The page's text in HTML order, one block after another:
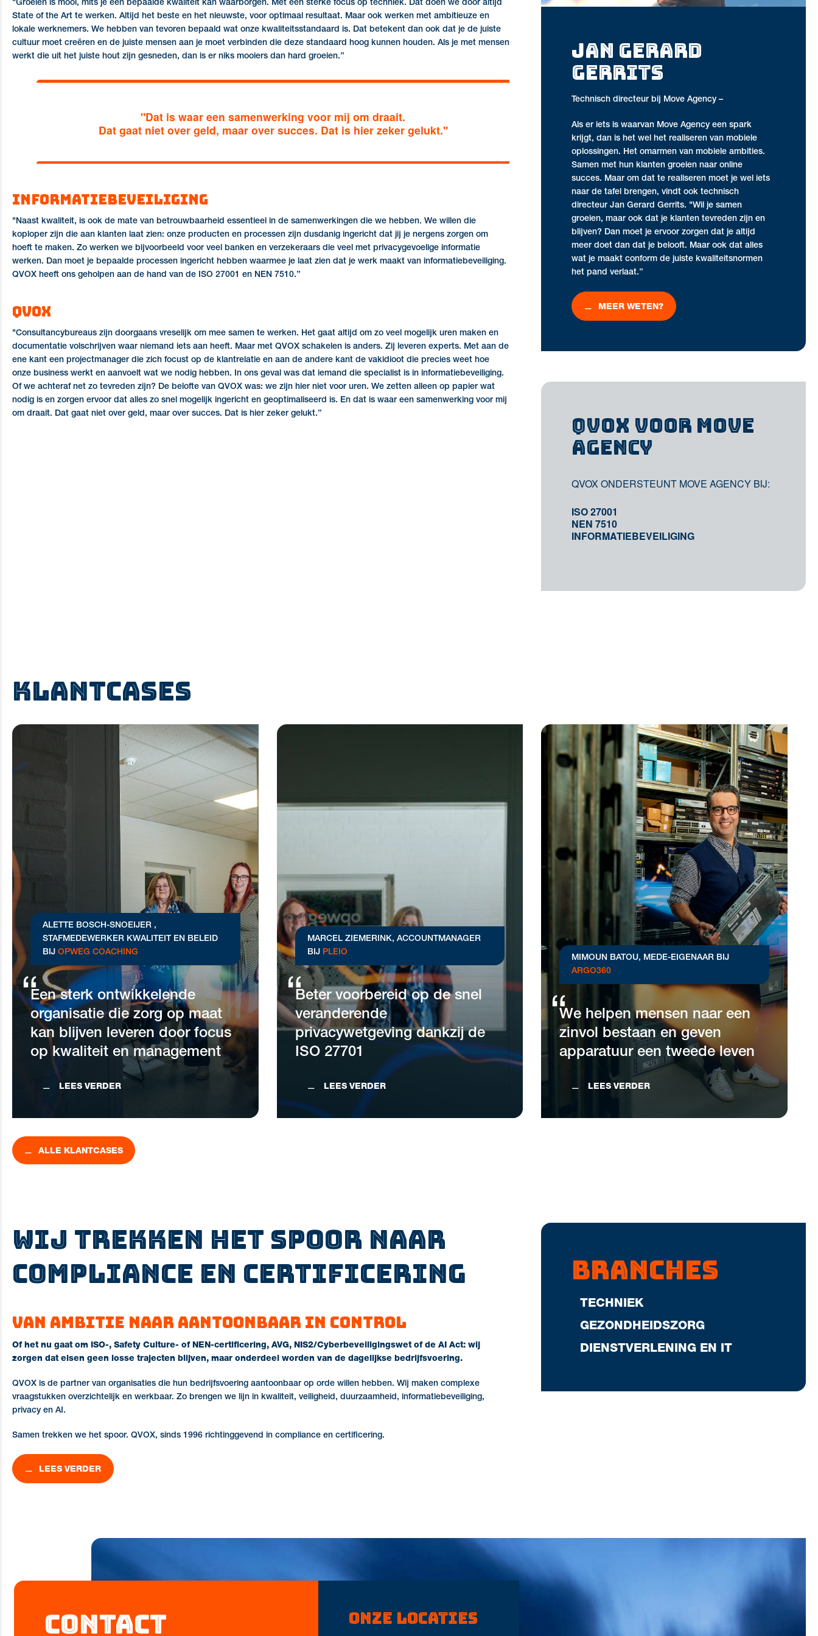
"Groeien is mooi, mits je een bepaalde kwaliteit kan waarborgen. Met een sterke focus op techniek. Dat doen we door altijd
State of the Art te werken. Altijd het beste en het nieuwste, voor optimaal resultaat. Maar ook werken met ambitieuze en
lokale werknemers. We hebben van tevoren bepaald wat onze kwaliteitsstandaard is. Dat betekent dan ook dat je de juiste
cultuur moet creëren en de juiste mensen aan je moet verbinden die deze standaard hoog kunnen houden. Als je met mensen
werkt die uit het juiste hout zijn gesneden, dan is er niks mooiers dan hard groeien.’’
"Dat is waar een samenwerking voor mij om draait.
Dat gaat niet over geld, maar over succes. Dat is hier zeker gelukt."
Informatiebeveiliging
"Naast kwaliteit, is ook de mate van betrouwbaarheid essentieel in de samenwerkingen die we hebben. We willen die
koploper zijn die aan klanten laat zien: onze producten en processen zijn dusdanig ingericht dat jij je nergens zorgen om
hoeft te maken. Zo werken we bijvoorbeeld voor veel banken en verzekeraars die veel met privacygevoelige informatie
werken. Dan moet je bepaalde processen ingericht hebben waarmee je laat zien dat je werk maakt van informatiebeveiliging.
QVOX heeft ons geholpen aan de hand van de ISO 27001 en NEN 7510.’’
QVOX
"Consultancybureaus zijn doorgaans vreselijk om mee samen te werken. Het gaat altijd om zo veel mogelijk uren maken en
documentatie volschrijven waar niemand iets aan heeft. Maar met QVOX schakelen is anders. Zij leveren experts. Met aan de
ene kant een projectmanager die zich focust op de klantrelatie en aan de andere kant de vakidioot die precies weet hoe
onze business werkt en aanvoelt wat we nodig hebben. In ons geval was dat iemand die specialist is in informatiebeveiliging.
Of we achteraf net zo tevreden zijn? De belofte van QVOX was: we zijn hier niet voor uren. We zetten alleen op papier wat
nodig is en zorgen ervoor dat alles zo snel mogelijk ingericht en geoptimaliseerd is. En dat is waar een samenwerking voor mij
om draait. Dat gaat niet over geld, maar over succes. Dat is hier zeker gelukt.’’
JAN GERARD
GERRITS
Technisch directeur bij Move Agency –
Als er iets is waarvan Move Agency een spark
krijgt, dan is het wel het realiseren van mobiele
oplossingen. Het omarmen van mobiele ambities.
Samen met hun klanten groeien naar online
succes. Maar om dat te realiseren moet je wel iets
naar de tafel brengen, vindt ook technisch
directeur Jan Gerard Gerrits. "Wil je samen
groeien, maar ook dat je klanten tevreden zijn en
blijven? Dan moet je ervoor zorgen dat je altijd
meer doet dan dat je belooft. Maar ook dat alles
wat je maakt conform de juiste kwaliteitsnormen
het pand verlaat.’’
MEER WETEN?
QVOX VOOR MOVE
AGENCY
QVOX ONDERSTEUNT MOVE AGENCY BIJ:
ISO 27001
NEN 7510
INFORMATIEBEVEILIGING
KLANTCASES
ALETTE BOSCH-SNOEIJER ,
STAFMEDEWERKER KWALITEIT EN BELEID
BIJ OPWEG COACHING
Een sterk ontwikkelende
organisatie die zorg op maat
kan blijven leveren door focus
op kwaliteit en management
LEES VERDER
MARCEL ZIEMERINK, ACCOUNTMANAGER
BIJ PLEIO
Beter voorbereid op de snel
veranderende
privacywetgeving dankzij de
ISO 27701
LEES VERDER
MIMOUN BATOU, MEDE-EIGENAAR BIJ
ARGO360
We helpen mensen naar een
zinvol bestaan en geven
apparatuur een tweede leven
LEES VERDER
ALLE KLANTCASES
Wij trekken het spoor naar
compliance en certificering
Van ambitie naar aantoonbaar in control
Of het nu gaat om ISO-, Safety Culture- of NEN-certificering, AVG, NIS2/Cyberbeveiligingswet of de AI Act: wij
zorgen dat eisen geen losse trajecten blijven, maar onderdeel worden van de dagelijkse bedrijfsvoering.
QVOX is de partner van organisaties die hun bedrijfsvoering aantoonbaar op orde willen hebben. Wij maken complexe
vraagstukken overzichtelijk en werkbaar. Zo brengen we lijn in kwaliteit, veiligheid, duurzaamheid, informatiebeveiliging,
privacy en AI.
Samen trekken we het spoor. QVOX, sinds 1996 richtinggevend in compliance en certificering.
LEES VERDER
Branches
TECHNIEK
GEZONDHEIDSZORG
DIENSTVERLENING EN IT
Contact Onze locaties